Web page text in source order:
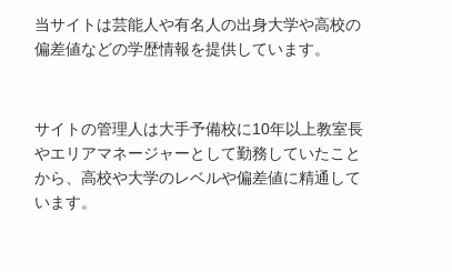
当サイトは芸能人や有名人の出身大学や高校の
偏差値などの学歴情報を提供しています。
サイトの管理人は大手予備校に10年以上教室長
やエリアマネージャーとして勤務していたこと
から、高校や大学のレベルや偏差値に精通して
います。